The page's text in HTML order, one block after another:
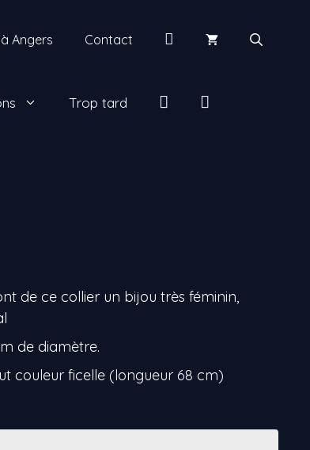
Angers Contact
Trop tard
de ce collier un bijou très féminin,
de diamètre.
couleur ficelle (longueur 68 cm)